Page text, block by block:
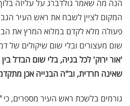
הנה מה שאמר גולדברג על עליזה
המקום לציין לשבח את ראש העיר
פעולה מלא לקדם במלוא המרץ את
שום מעצורים ובלי שום שיקולים של
'אור ירוק' לכל בניה, בלי שום הבדל
שאינה חרדית, וב"ה הבנייה אכן
גורמים בלשכת ראש העיר מספרים, כי